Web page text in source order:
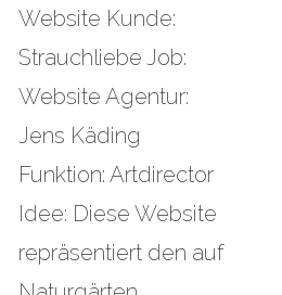
Website Kunde:
Strauchliebe Job:
Website Agentur:
Jens Käding
Funktion: Artdirector
Idee: Diese Website
repräsentiert den auf